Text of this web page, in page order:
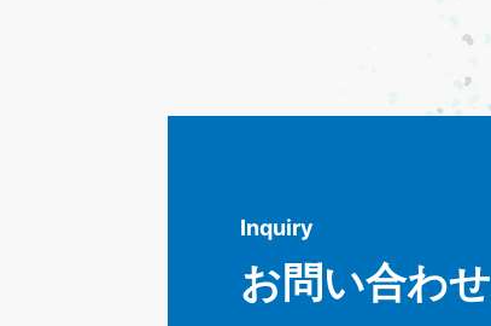
Inquiry
お問い合わせ